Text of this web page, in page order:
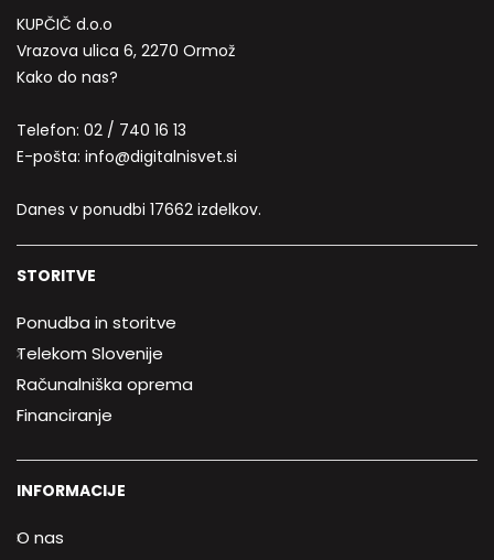
KUPČIČ d.o.o
Vrazova ulica 6, 2270 Ormož
Kako do nas?
Telefon: 02 / 740 16 13
E-pošta: info@digitalnisvet.si
Danes v ponudbi 17662 izdelkov.
STORITVE
Ponudba in storitve
Telekom Slovenije
Računalniška oprema
Financiranje
INFORMACIJE
O nas